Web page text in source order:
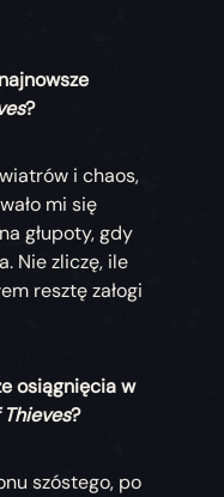
?
i chaos,
mi się
głupoty, gdy
Nie zliczę, ile
resztę załogi
osiągnięcia w
Thieves?
szóstego, po